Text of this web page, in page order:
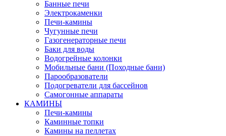
Банные печи
Электрокаменки
Печи-камины
Чугунные печи
Газогенераторные печи
Баки для воды
Водогрейные колонки
Мобильные бани (Походные бани)
Парообразователи
Подогреватели для бассейнов
Самогонные аппараты
КАМИНЫ
Печи-камины
Каминные топки
Камины на пеллетах